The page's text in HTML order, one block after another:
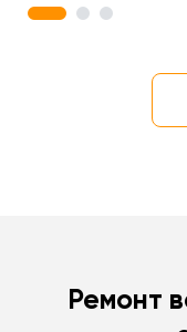
1 2 3
Ремонт